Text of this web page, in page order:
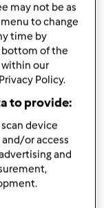
waniliowego
opcjonalnie
may not be as
to change
time by
bottom of the
within our
Policy.
to provide:
device
or access
and